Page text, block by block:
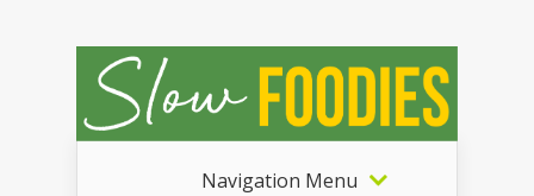
Navigation Menu